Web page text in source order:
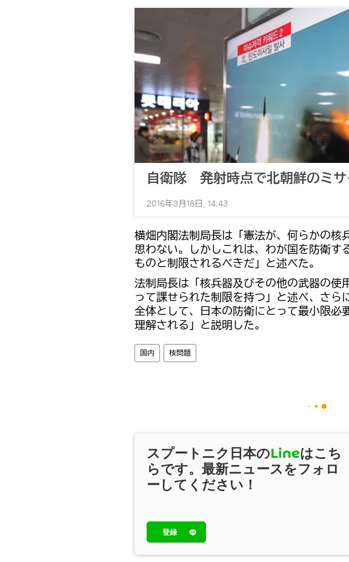
自衛隊 発射時点で北朝鮮のミサ
2016年3月18日, 14:43
横畑内閣法制局長は「憲法が、何らかの核
思わない。しかしこれは、わが国を防衛す
ものと制限されるべきだ」と述べた。
法制局長は「核兵器及びその他の武器の使
って課せられた制限を持つ」と述べ、さら
全体として、日本の防衛にとって最小限必
理解される」と説明した。
国内 核問題
スプートニク日本のLineはこち
らです。最新ニュースをフォロ
ーしてください！
登録